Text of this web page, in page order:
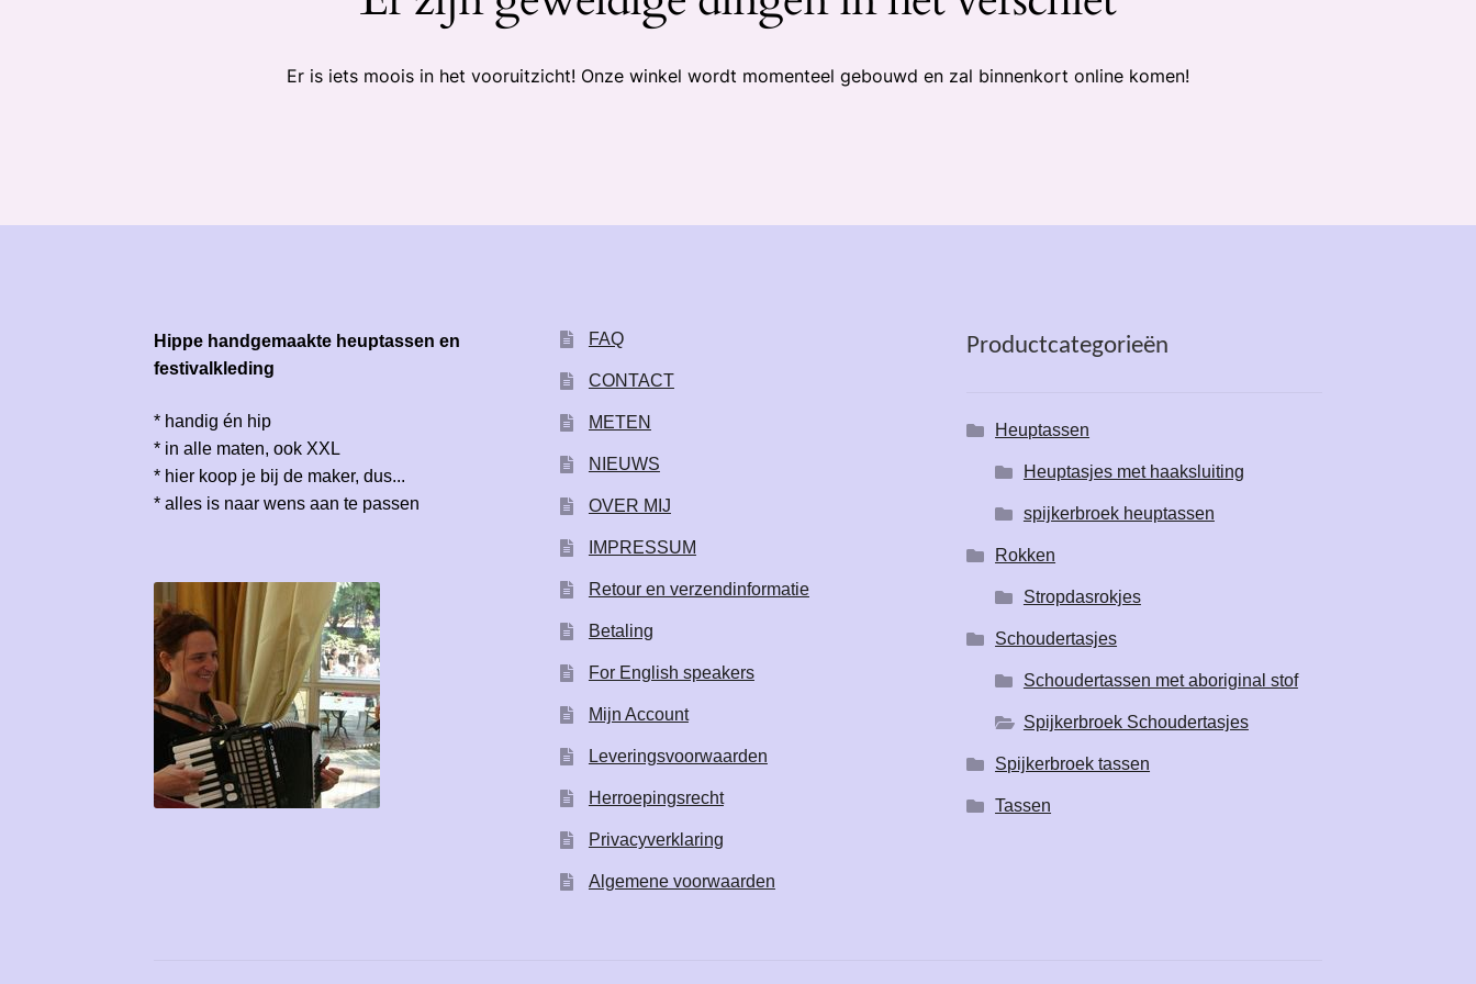
Er is iets moois in het vooruitzicht! Onze winkel wordt momenteel gebouwd en zal binnenkort online komen!
Hippe handgemaakte heuptassen en
festivalkleding
* handig én hip
* in alle maten, ook XXL
* hier koop je bij de maker, dus...
* alles is naar wens aan te passen
FAQ
CONTACT
METEN
NIEUWS
OVER MIJ
IMPRESSUM
Retour en verzendinformatie
Betaling
For English speakers
Mijn Account
Leveringsvoorwaarden
Herroepingsrecht
Privacyverklaring
Algemene voorwaarden
Productcategorieën
Heuptassen
Heuptasjes met haaksluiting
spijkerbroek heuptassen
Rokken
Stropdasrokjes
Schoudertasjes
Schoudertassen met aboriginal stof
Spijkerbroek Schoudertasjes
Spijkerbroek tassen
Tassen